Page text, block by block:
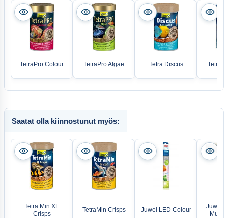
TetraPro Colour TetraPro Algae Tetra Discus
Saatat olla kiinnostunut myös:
Tetra Min XL
Crisps
TetraMin Crisps Juwel LED Colour
Juwel